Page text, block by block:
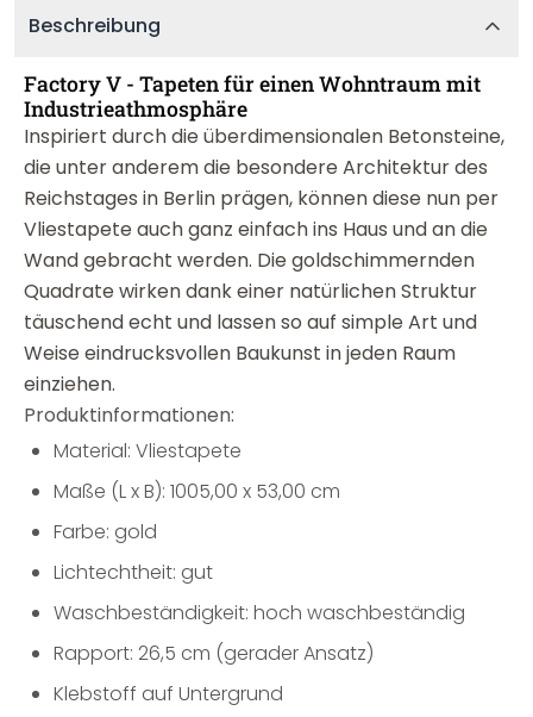
Beschreibung
Factory V - Tapeten für einen Wohntraum mit
Industrieathmosphäre
Inspiriert durch die überdimensionalen Betonsteine,
die unter anderem die besondere Architektur des
Reichstages in Berlin prägen, können diese nun per
Vliestapete auch ganz einfach ins Haus und an die
Wand gebracht werden. Die goldschimmernden
Quadrate wirken dank einer natürlichen Struktur
täuschend echt und lassen so auf simple Art und
Weise eindrucksvollen Baukunst in jeden Raum
einziehen.
Produktinformationen:
Material: Vliestapete
Maße (L x B): 1005,00 x 53,00 cm
Farbe: gold
Lichtechtheit: gut
Waschbeständigkeit: hoch waschbeständig
Rapport: 26,5 cm (gerader Ansatz)
Klebstoff auf Untergrund